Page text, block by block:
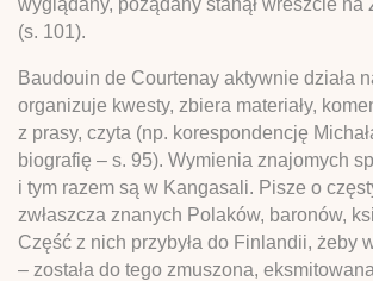
(s. 101).
Baudouin de Courtenay aktywnie działa
organizuje kwesty, zbiera materiały,
z prasy, czyta (np. korespondencję
biografię – s. 95). Wymienia znajomych
i tym razem są w Kangasali. Pisze o
zwłaszcza znanych Polaków, baronów,
Część z nich przybyła do Finlandii, żeby
– została do tego zmuszona,